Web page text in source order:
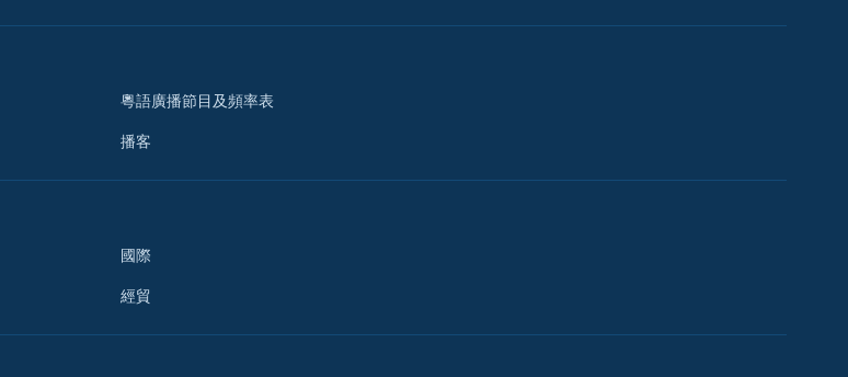
粵語廣播節目及頻率表
播客
國際
經貿